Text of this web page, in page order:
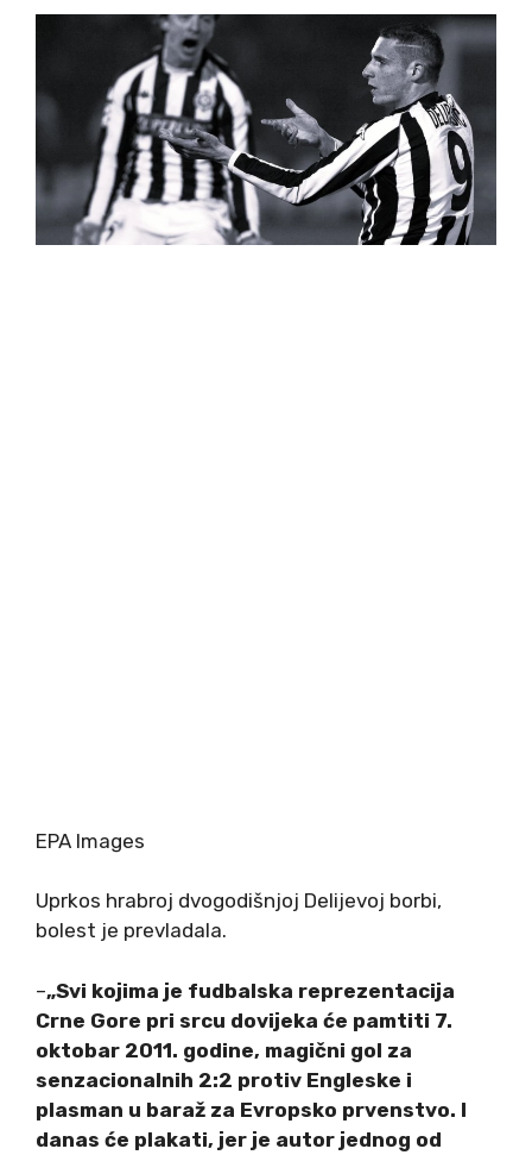
EPA Images
Uprkos hrabroj dvogodišnjoj Delijevoj borbi,
bolest je prevladala.
–„Svi kojima je fudbalska reprezentacija
Crne Gore pri srcu dovijeka će pamtiti 7.
oktobar 2011. godine, magični gol za
senzacionalnih 2:2 protiv Engleske i
plasman u baraž za Evropsko prvenstvo. I
danas će plakati, jer je autor jednog od